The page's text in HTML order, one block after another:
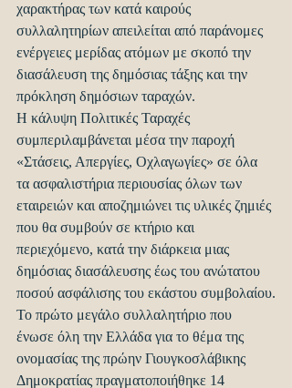
χαρακτήρας των κατά καιρούς
συλλαλητηρίων απειλείται από παράνομες
ενέργειες μερίδας ατόμων με σκοπό την
διασάλευση της δημόσιας τάξης και την
πρόκληση δημόσιων ταραχών.
Η κάλυψη Πολιτικές Ταραχές
συμπεριλαμβάνεται μέσα την παροχή
«Στάσεις, Απεργίες, Οχλαγωγίες» σε όλα
τα ασφαλιστήρια περιουσίας όλων των
εταιρειών και αποζημιώνει τις υλικές ζημιές
που θα συμβούν σε κτήριο και
περιεχόμενο, κατά την διάρκεια μιας
δημόσιας διασάλευσης έως του ανώτατου
ποσού ασφάλισης του εκάστου συμβολαίου.
Το πρώτο μεγάλο συλλαλητήριο που
ένωσε όλη την Ελλάδα για το θέμα της
ονομασίας της πρώην Γιουγκοσλάβικης
Δημοκρατίας πραγματοποιήθηκε 14